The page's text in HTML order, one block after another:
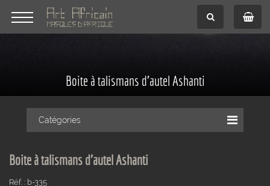
Boite à talismans d'autel Ashanti
Catégories
Boite à talismans d'autel Ashanti
Réf. : b-335